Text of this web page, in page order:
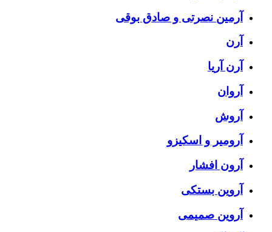
آرمین نصرتی و صادق بوقی
آرن
آرن آریا
آروان
آروش
آرومیر و اسکیزو
آرون افشار
آروین بستکی
آروین صمیمی